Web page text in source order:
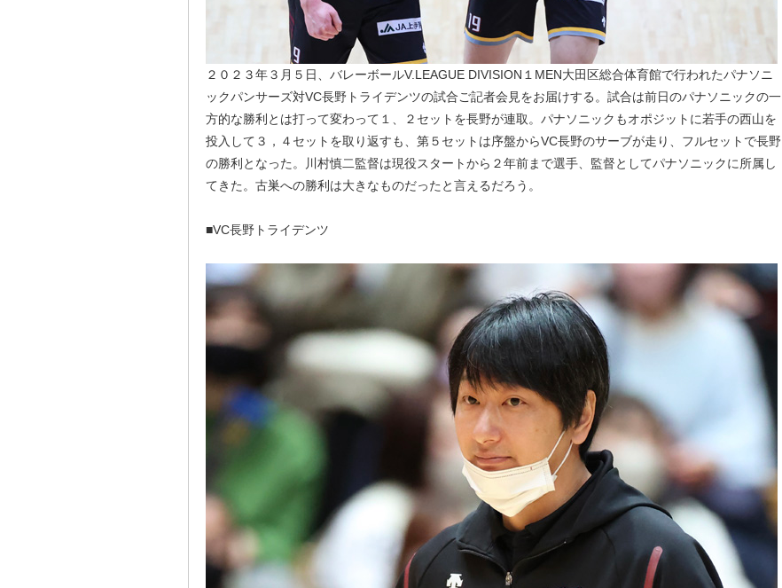
２０２３年３月５日、バレーボールV.LEAGUE DIVISION１MEN大田区総合体育館で行われたパナソニ
ックパンサーズ対VC長野トライデンツの試合ご記者会見をお届けする。試合は前日のパナソニックの一
方的な勝利とは打って変わって１、２セットを長野が連取。パナソニックもオポジットに若手の西山を
投入して３，４セットを取り返すも、第５セットは序盤からVC長野のサーブが走り、フルセットで長野
の勝利となった。川村慎二監督は現役スタートから２年前まで選手、監督としてパナソニックに所属し
てきた。古巣への勝利は大きなものだったと言えるだろう。
■VC長野トライデンツ